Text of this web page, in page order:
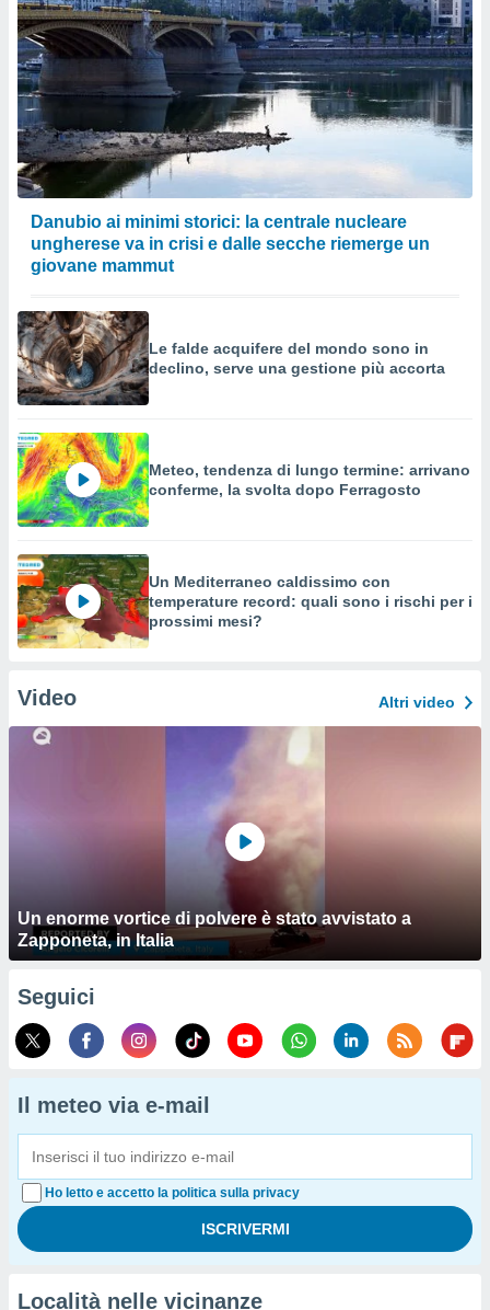
Danubio ai minimi storici: la centrale nucleare
ungherese va in crisi e dalle secche riemerge un
giovane mammut
Le falde acquifere del mondo sono in
declino, serve una gestione più accorta
Meteo, tendenza di lungo termine: arrivano
conferme, la svolta dopo Ferragosto
Un Mediterraneo caldissimo con
temperature record: quali sono i rischi per i
prossimi mesi?
Video Altri video
Un enorme vortice di polvere è stato avvistato a
Zapponeta, in Italia
Seguici
Il meteo via e-mail
Ho letto e accetto la politica sulla privacy
Località nelle vicinanze